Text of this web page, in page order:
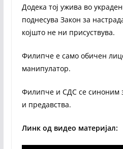
Додека тој ужива во
поднесува Закон за
којшто не ни присуствува.
Филипче е само обичен
манипулатор.
Филипче и СДС се синоним
и предавства.
Линк од видео материјал: